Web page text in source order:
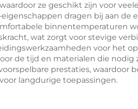
ze geschikt zijn voor
dragen bij aan de
binnentemperaturen
wat zorgt voor stevige
voor het
de tijd en materialen die nodig
prestaties, waardoor
langdurige toepassingen.